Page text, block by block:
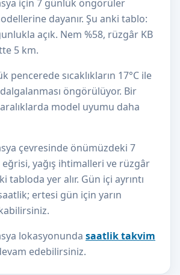
için 7 günlük öngörüler
dayanır. Şu anki tablo:
açık. Nem %58, rüzgâr KB
5 km.
pencerede sıcaklıkların 17°C ile
dalgalanması öngörülüyor. Bir
aralıklarda model uyumu daha
çevresinde önümüzdeki 7
eğrisi, yağış ihtimalleri ve rüzgâr
tabloda yer alır. Gün içi ayrıntı
ertesi gün için yarın
lokasyonunda saatlik takvim
edebilirsiniz.